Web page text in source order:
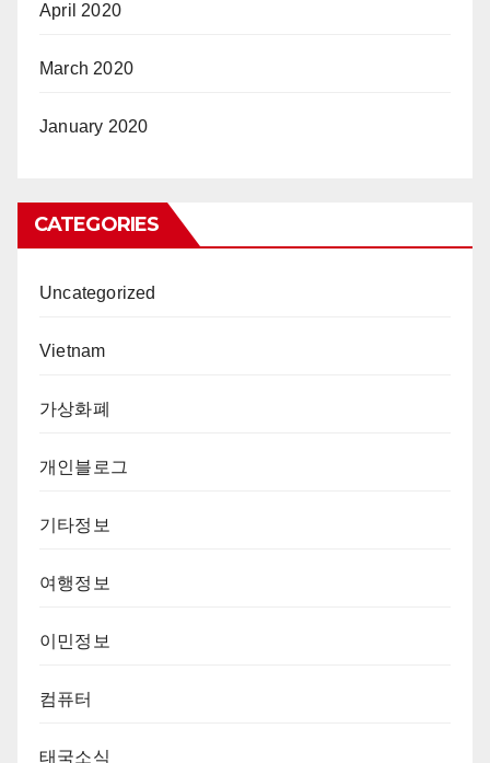
April 2020
March 2020
January 2020
CATEGORIES
Uncategorized
Vietnam
가상화폐
개인블로그
기타정보
여행정보
이민정보
컴퓨터
태국소식